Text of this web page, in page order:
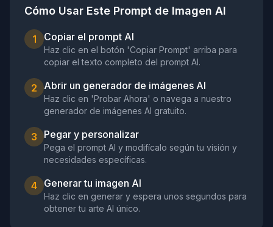
Cómo Usar Este Prompt de Imagen AI
1 Copiar el prompt AI
Haz clic en el botón 'Copiar Prompt' arriba para
copiar el texto completo del prompt AI.
2 Abrir un generador de imágenes AI
Haz clic en 'Probar Ahora' o navega a nuestro
generador de imágenes AI gratuito.
3 Pegar y personalizar
Pega el prompt AI y modifícalo según tu visión y
necesidades específicas.
4 Generar tu imagen AI
Haz clic en generar y espera unos segundos para
obtener tu arte AI único.